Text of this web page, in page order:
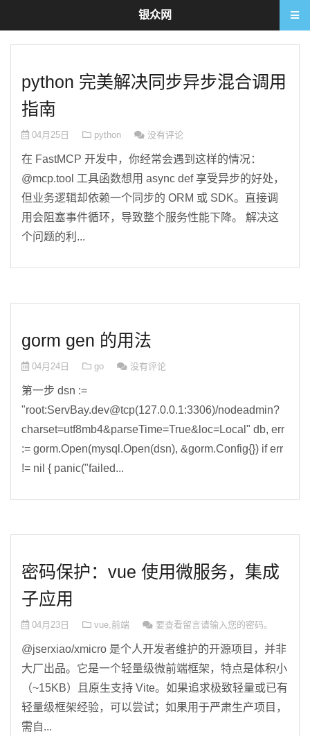
python 完美解决同步异步混合调用
指南
04月25日 python 没有评论
在 FastMCP 开发中，你经常会遇到这样的情况：
@mcp.tool 工具函数想用 async def 享受异步的好处，
但业务逻辑却依赖一个同步的 ORM 或 SDK。直接调
用会阻塞事件循环，导致整个服务性能下降。 解决这
个问题的利...
gorm gen 的用法
04月24日 go 没有评论
第一步 dsn :=
"root:ServBay.dev@tcp(127.0.0.1:3306)/nodeadmin?
charset=utf8mb4&parseTime=True&loc=Local" db, err
:= gorm.Open(mysql.Open(dsn), &gorm.Config{}) if err
!= nil { panic("failed...
密码保护：vue 使用微服务，集成
子应用
04月23日 vue,前端 要查看留言请输入您的密码。
@jserxiao/xmicro 是个人开发者维护的开源项目，并非
大厂出品。它是一个轻量级微前端框架，特点是体积小
（~15KB）且原生支持 Vite。如果追求极致轻量或已有
轻量级框架经验，可以尝试；如果用于严肃生产项目，
需自...
银众网